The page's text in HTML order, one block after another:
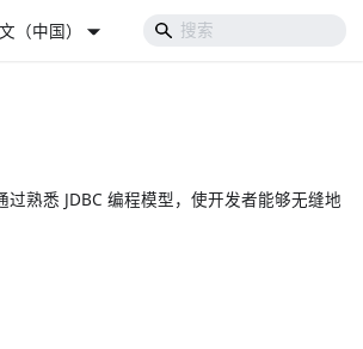
（中国）
熟悉 JDBC 编程模型，使开发者能够无缝地